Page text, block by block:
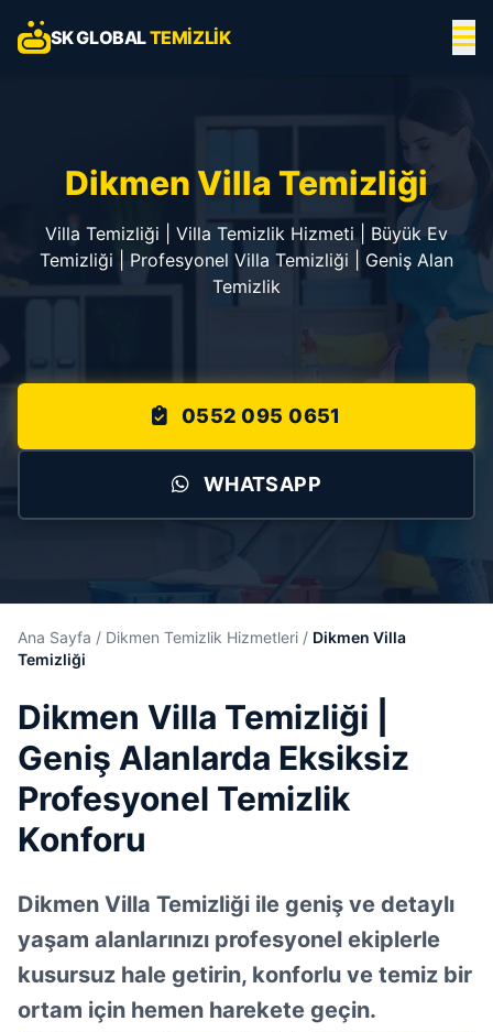
SK GLOBALTEMIZLIK
Dikmen Villa Temizliği
Villa Temizliği | Villa Temizlik Hizmeti | Büyük Ev
Temizliği | Profesyonel Villa Temizliği | Geniş Alan
Temizlik
0552 095 0651
WHATSAPP
Ana Sayfa / Dikmen Temizlik Hizmetleri / Dikmen Villa
Temizliği
Dikmen Villa Temizliği |
Geniş Alanlarda Eksiksiz
Profesyonel Temizlik
Konforu
Dikmen Villa Temizliği ile geniş ve detaylı
yaşam alanlarınızı profesyonel ekiplerle
kusursuz hale getirin, konforlu ve temiz bir
ortam için hemen harekete geçin.